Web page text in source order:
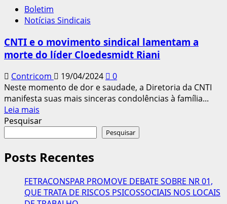
trabalhista
sem
preocupa
especialistas
Boletim
Notícias Sindicais
CNTI e o movimento sindical lamentam a
morte do líder Cloedesmidt Riani
Contricom 19/04/2024
0
Neste momento de dor e saudade, a Diretoria da CNTI
manifesta suas mais sinceras condolências à família...
Leia mais
mais
e
o
movimento
sindical
lamentam
Pesquisar
Pesquisar
Posts Recentes
FETRACONSPAR PROMOVE DEBATE SOBRE NR 01,
QUE TRATA DE RISCOS PSICOSSOCIAIS NOS LOCAIS